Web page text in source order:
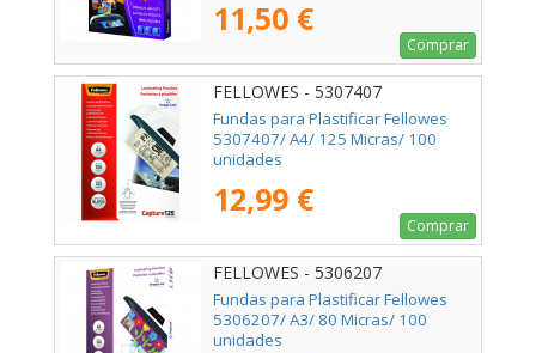
11,50 €
Comprar
FELLOWES - 5307407
Fundas para Plastificar Fellowes
5307407/ A4/ 125 Micras/ 100
unidades
12,99 €
Comprar
FELLOWES - 5306207
Fundas para Plastificar Fellowes
5306207/ A3/ 80 Micras/ 100
unidades